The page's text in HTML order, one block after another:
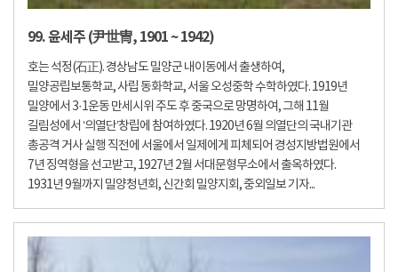
99. 윤세주 (尹世冑, 1901 ~ 1942)
호는 석정(石正). 경상남도 밀양군 내이동에서 출생하여,
밀양공립보통학교, 사립 동화학교, 서울 오성중학 수학하였다. 1919년
밀양에서 3·1운동 만세시위 주도 후 중국으로 망명하여, 그해 11월
길림성에서 ‘의열단’창립에 참여하였다. 1920년 6월 의열단의 국내기관
총공격 거사 실행 직전에 서울에서 일제에게 피체되어 경성지방법원에서
7년 징역형을 선고받고, 1927년 2월 서대문형무소에서 출옥하였다.
1931년 9월까지 밀양청년회, 신간회 밀양지회, 중외일보 기자...